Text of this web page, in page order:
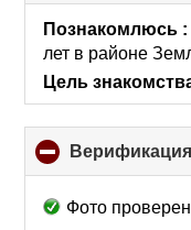
Познакомлюсь
лет в районе
Цель
Фото